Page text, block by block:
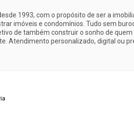
1993, com o propósito de ser a
imóveis e condomínios. Tudo sem
de também construir o sonho de
Atendimento personalizado, digital ou